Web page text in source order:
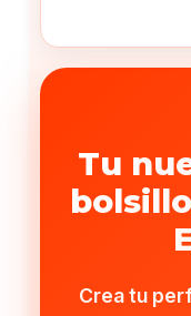
Tu
Crea tu